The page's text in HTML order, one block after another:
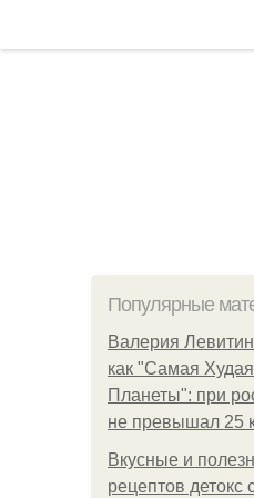
Популярные
Валерия
как "Самая
Планеты": при
не превышал 25
Вкусные и
рецептов детокс